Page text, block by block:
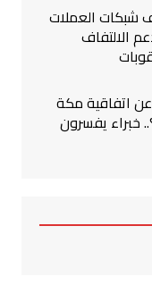
شبكات العملات
الالتفاف
اتفاقية مكة
خبراء يفسرون